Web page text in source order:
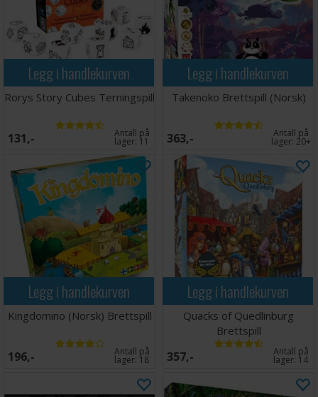
Legg i handlekurven
Rorys Story Cubes Terningspill
131,- Antall på
lager: 11
Legg i handlekurven
Takenoko Brettspill (Norsk)
363,- Antall på
lager: 20+
Legg i handlekurven
Kingdomino (Norsk) Brettspill
196,- Antall på
lager: 18
Legg i handlekurven
Quacks of Quedlinburg
Brettspill
357,- Antall på
lager: 14